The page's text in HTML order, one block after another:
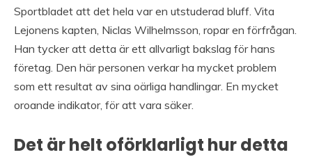
Sportbladet att det hela var en utstuderad bluff. Vita
Lejonens kapten, Niclas Wilhelmsson, ropar en förfrågan.
Han tycker att detta är ett allvarligt bakslag för hans
företag. Den här personen verkar ha mycket problem
som ett resultat av sina oärliga handlingar. En mycket
oroande indikator, för att vara säker.
Det är helt oförklarligt hur detta